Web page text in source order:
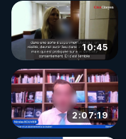
10:45
2:07:19